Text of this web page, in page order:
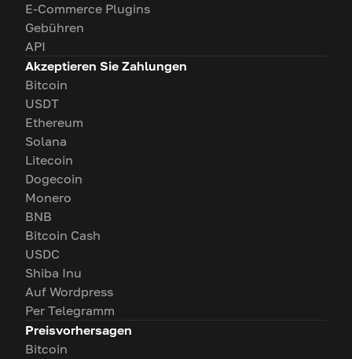
E-Commerce Plugins
Gebühren
API
Akzeptieren Sie Zahlungen
Bitcoin
USDT
Ethereum
Solana
Litecoin
Dogecoin
Monero
BNB
Bitcoin Cash
USDC
Shiba Inu
Auf Wordpress
Per Telegramm
Preisvorhersagen
Bitcoin